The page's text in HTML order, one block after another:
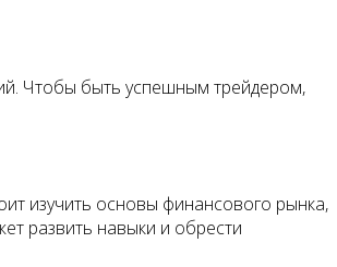
Чтобы быть успешным трейдером,
изучить основы финансового рынка,
развить навыки и обрести